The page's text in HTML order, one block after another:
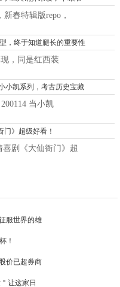
春特辑版repo，
，同是红西装
当小凯
剧《大仙衙门》超
服世界的雄
！
价已超券商
让这家日